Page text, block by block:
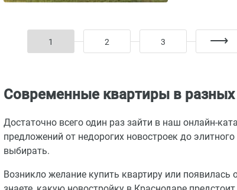
1 2 3
Современные квартиры в разных
Достаточно всего один раз зайти в наш онлайн-
предложений от недорогих новостроек до
выбирать.
Возникло желание купить квартиру или